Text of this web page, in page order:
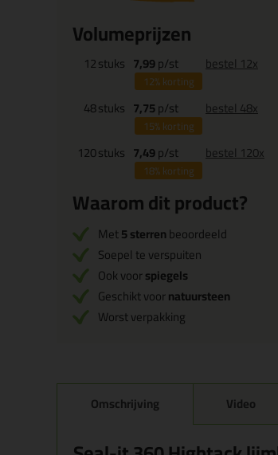
Volumeprijzen
12stuks 7,99p/st
12%korting
bestel 12x
48stuks 7,75p/st
15%korting
bestel 48x
120stuks 7,49p/st
18%korting
bestel 120x
Waarom dit product?
Met5 sterrenbeoordeeld
Soepel te verspuiten
Ook voorspiegels
Geschikt voornatuursteen
Worst verpakking
Omschrijving Video